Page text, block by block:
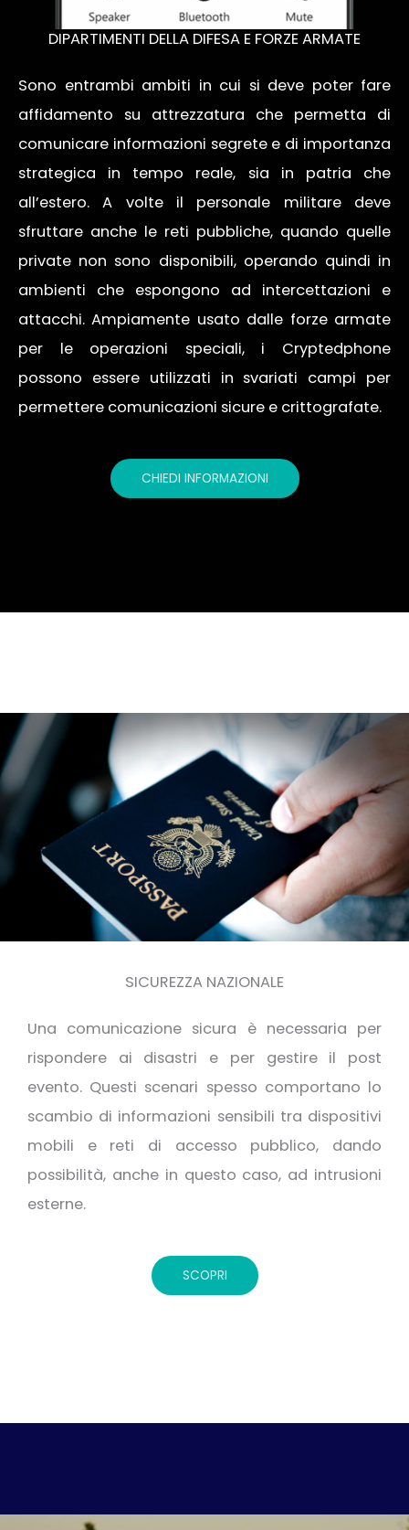
DIPARTIMENTI DELLA DIFESA E FORZE ARMATE
Sono entrambi ambiti in cui si deve poter fare
affidamento su attrezzatura che permetta di
comunicare informazioni segrete e di importanza
strategica in tempo reale, sia in patria che
all’estero. A volte il personale militare deve
sfruttare anche le reti pubbliche, quando quelle
private non sono disponibili, operando quindi in
ambienti che espongono ad intercettazioni e
attacchi. Ampiamente usato dalle forze armate
per le operazioni speciali, i Cryptedphone
possono essere utilizzati in svariati campi per
permettere comunicazioni sicure e crittografate.
CHIEDI INFORMAZIONI
SICUREZZA NAZIONALE
Una comunicazione sicura è necessaria per
rispondere ai disastri e per gestire il post
evento. Questi scenari spesso comportano lo
scambio di informazioni sensibili tra dispositivi
mobili e reti di accesso pubblico, dando
possibilità, anche in questo caso, ad intrusioni
esterne.
SCOPRI